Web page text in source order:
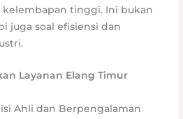
kelembapan tinggi. Ini bukan
juga soal efisiensi dan
Layanan Elang Timur
Ahli dan Berpengalaman